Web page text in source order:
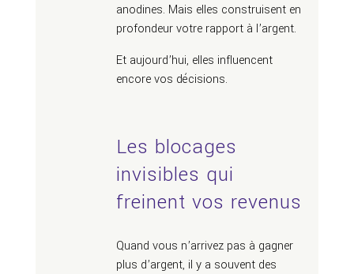
anodines. Mais elles construisent en
profondeur votre rapport à l’argent.
Et aujourd’hui, elles influencent
encore vos décisions.
Les blocages
invisibles qui
freinent vos revenus
Quand vous n’arrivez pas à gagner
plus d’argent, il y a souvent des